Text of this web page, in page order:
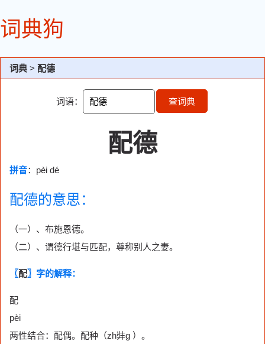
词典狗
词典 > 配德
词语： 查词典
配德
拼音：pèi dé
配德的意思：
（一）、布施恩德。
（二）、谓德行堪与匹配，尊称别人之妻。
〖配〗字的解释：
配
pèi
两性结合：配偶。配种（zh弉g ）。